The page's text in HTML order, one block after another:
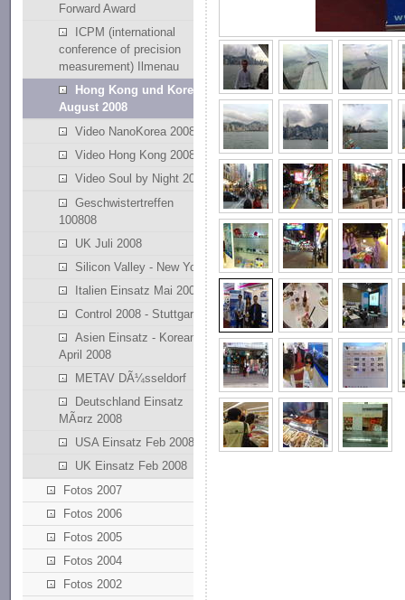
Forward Award
ICPM (international
conference of precision
measurement) Ilmenau
Hong Kong und Korea
August 2008
Video NanoKorea 2008
Video Hong Kong 2008
Video Soul by Night 2008
Geschwistertreffen
100808
UK Juli 2008
Silicon Valley - New York
Italien Einsatz Mai 2008
Control 2008 - Stuttgart
Asien Einsatz - Korean
April 2008
METAV DÃ¼sseldorf
Deutschland Einsatz
MÃ¤rz 2008
USA Einsatz Feb 2008
UK Einsatz Feb 2008
Fotos 2007
Fotos 2006
Fotos 2005
Fotos 2004
Fotos 2002